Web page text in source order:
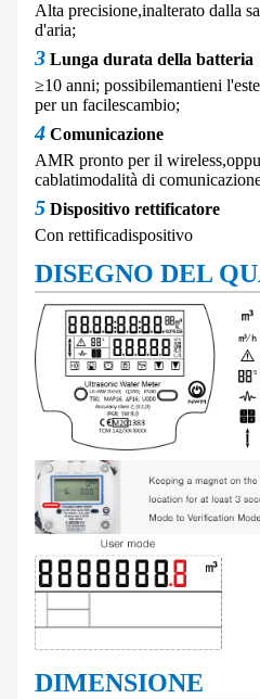
Alta precisione,inalterato dalla
d'aria;
3 Lunga durata della batteria
≥10 anni; possibilemantieni
per un facilescambio;
4 Comunicazione
AMR pronto per il wireless,
cablatimodalità di
5 Dispositivo rettificatore
Con rettificadispositivo
DISEGNO DEL
DIMENSIONE